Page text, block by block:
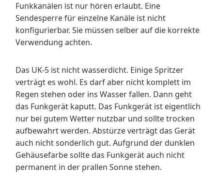
Funkkanälen ist nur hören erlaubt. Eine
Sendesperre für einzelne Kanäle ist nicht
konfigurierbar. Sie müssen selber auf die korrekte
Verwendung achten.
Das UK-5 ist nicht wasserdicht. Einige Spritzer
verträgt es wohl. Es darf aber nicht komplett im
Regen stehen oder ins Wasser fallen. Dann geht
das Funkgerät kaputt. Das Funkgerät ist eigentlich
nur bei gutem Wetter nutzbar und sollte trocken
aufbewahrt werden. Abstürze verträgt das Gerät
auch nicht sonderlich gut. Aufgrund der dunklen
Gehäusefarbe sollte das Funkgerät auch nicht
permanent in der prallen Sonne stehen.